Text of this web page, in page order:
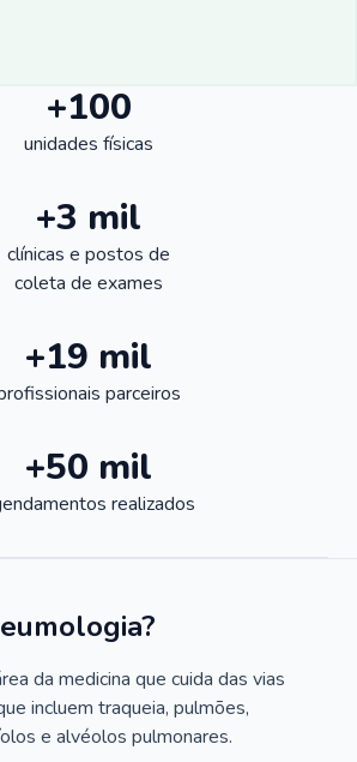
+100
unidades físicas
+3 mil
clínicas e postos de
coleta de exames
+19 mil
parceiros
+50 mil
realizados
da medicina que cuida das vias
incluem traqueia, pulmões,
e alvéolos pulmonares.